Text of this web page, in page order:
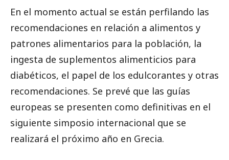
En el momento actual se están perfilando las
recomendaciones en relación a alimentos y
patrones alimentarios para la población, la
ingesta de suplementos alimenticios para
diabéticos, el papel de los edulcorantes y otras
recomendaciones. Se prevé que las guías
europeas se presenten como definitivas en el
siguiente simposio internacional que se
realizará el próximo año en Grecia.